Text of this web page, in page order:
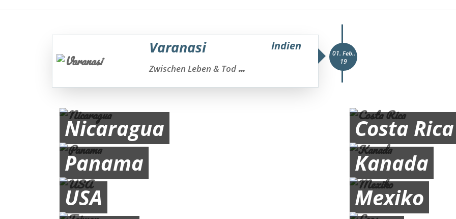
01. Feb..
19
Varanasi Indien
Zwischen Leben & Tod...
Nicaragua
Costa Rica
Panama
Kanada
USA
Mexiko